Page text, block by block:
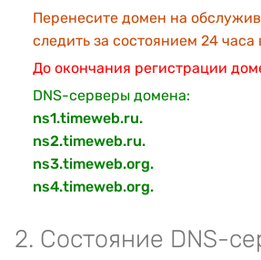
Перенесите домен на
следить за состоянием 24 часа
До окончания регистрации
DNS-серверы домена:
ns1.timeweb.ru.
ns2.timeweb.ru.
ns3.timeweb.org.
ns4.timeweb.org.
2. Состояние DNS-